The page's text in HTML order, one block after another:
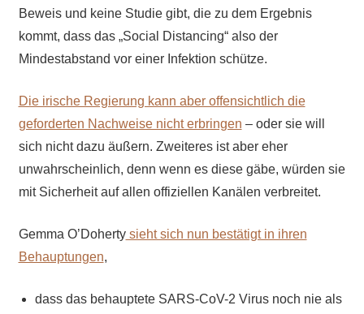
Beweis und keine Studie gibt, die zu dem Ergebnis
kommt, dass das „Social Distancing“ also der
Mindestabstand vor einer Infektion schütze.
Die irische Regierung kann aber offensichtlich die
geforderten Nachweise nicht erbringen – oder sie will
sich nicht dazu äußern. Zweiteres ist aber eher
unwahrscheinlich, denn wenn es diese gäbe, würden sie
mit Sicherheit auf allen offiziellen Kanälen verbreitet.
Gemma O’Dohertysieht sich nun bestätigt in ihren
Behauptungen,
dass das behauptete SARS-CoV-2 Virus noch nie als